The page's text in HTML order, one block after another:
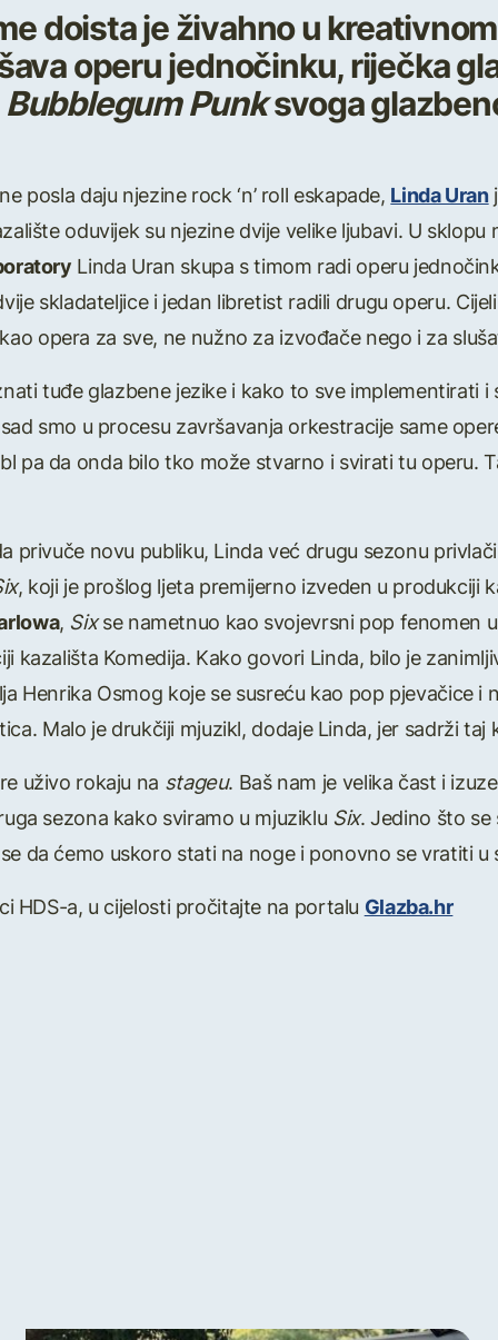
doista je živahno u
operu jednočinku, riječka
Bubblegum Punksvoga
posla daju njezine rock ‘n’ roll eskapade, Linda Uran
oduvijek su njezine dvije velike ljubavi. U
Linda Uran skupa s timom radi operu
skladateljice i jedan libretist radili drugu operu.
opera za sve, ne nužno za izvođače nego i za
tuđe glazbene jezike i kako to sve implementirati
smo u procesu završavanja orkestracije same
pa da onda bilo tko može stvarno i svirati tu operu.
privuče novu publiku, Linda već drugu sezonu
, koji je prošlog ljeta premijerno izveden u produkciji
, Sixse nametnuo kao svojevrsni pop fenomen
kazališta Komedija. Kako govori Linda, bilo je
Henrika Osmog koje se susreću kao pop pjevačice i
Malo je drukčiji mjuzikl, dodaje Linda, jer sadrži
uživo rokaju na stageu. Baš nam je velika čast i
sezona kako sviramo u mjuziklu Six. Jedino što se
da ćemo uskoro stati na noge i ponovno se vratiti u
HDS-a, u cijelosti pročitajte na portalu Glazba.hr